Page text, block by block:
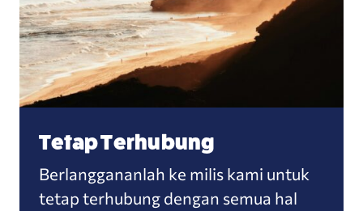
Tetap Terhubung
Berlanggananlah ke milis kami untuk
tetap terhubung dengan semua hal